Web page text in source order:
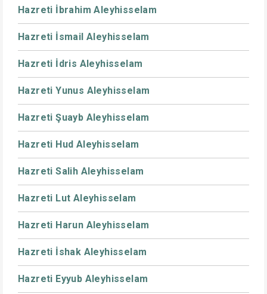
Hazreti İbrahim Aleyhisselam
Hazreti İsmail Aleyhisselam
Hazreti İdris Aleyhisselam
Hazreti Yunus Aleyhisselam
Hazreti Şuayb Aleyhisselam
Hazreti Hud Aleyhisselam
Hazreti Salih Aleyhisselam
Hazreti Lut Aleyhisselam
Hazreti Harun Aleyhisselam
Hazreti İshak Aleyhisselam
Hazreti Eyyub Aleyhisselam